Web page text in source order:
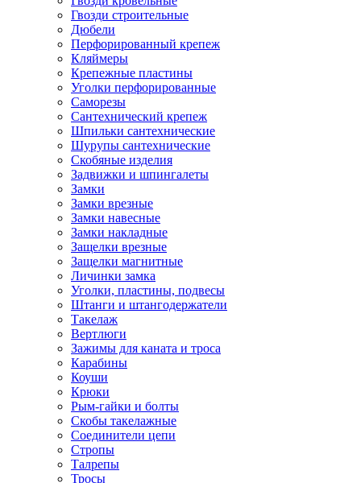
Гвозди строительные
Дюбели
Перфорированный крепеж
Кляймеры
Крепежные пластины
Уголки перфорированные
Саморезы
Сантехнический крепеж
Шпильки сантехнические
Шурупы сантехнические
Скобяные изделия
Задвижки и шпингалеты
Замки
Замки врезные
Замки навесные
Замки накладные
Защелки врезные
Защелки магнитные
Личинки замка
Уголки, пластины, подвесы
Штанги и штангодержатели
Такелаж
Вертлюги
Зажимы для каната и троса
Карабины
Коуши
Крюки
Рым-гайки и болты
Скобы такелажные
Соединители цепи
Стропы
Талрепы
Тросы